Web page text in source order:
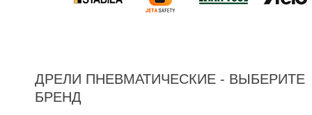
ДРЕЛИ ПНЕВМАТИЧЕСКИЕ - ВЫБЕРИТЕ
БРЕНД